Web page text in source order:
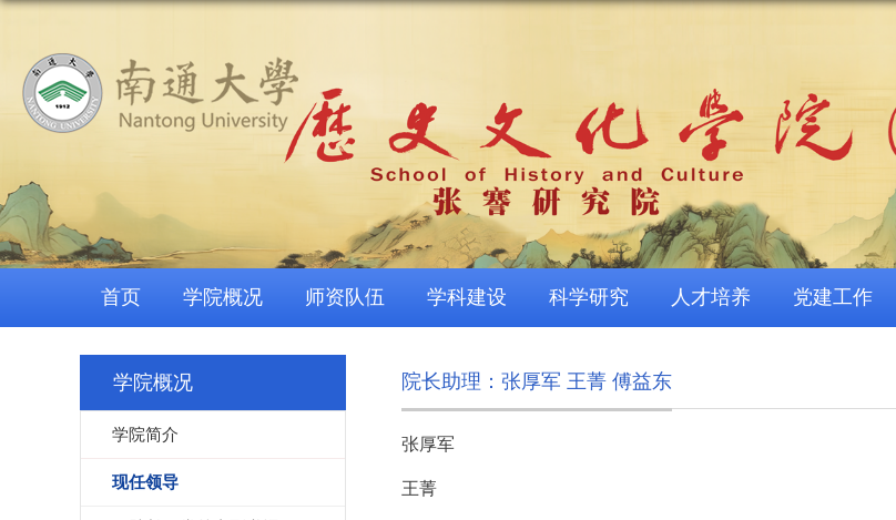
首页 学院概况 师资队伍 学科建设 科学研究 人才培养 党建工作
学院概况
学院简介
现任领导
院长助理：张厚军 王菁 傅益东
张厚军
王菁